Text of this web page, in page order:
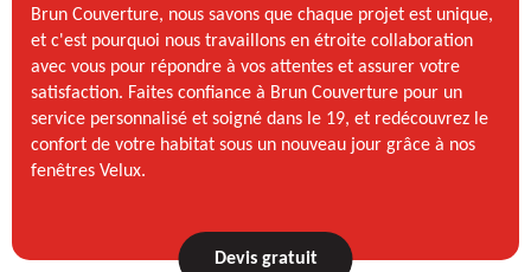
Brun Couverture, nous savons que chaque projet est unique,
et c'est pourquoi nous travaillons en étroite collaboration
avec vous pour répondre à vos attentes et assurer votre
satisfaction. Faites confiance à Brun Couverture pour un
service personnalisé et soigné dans le 19, et redécouvrez le
confort de votre habitat sous un nouveau jour grâce à nos
fenêtres Velux.
Devis gratuit